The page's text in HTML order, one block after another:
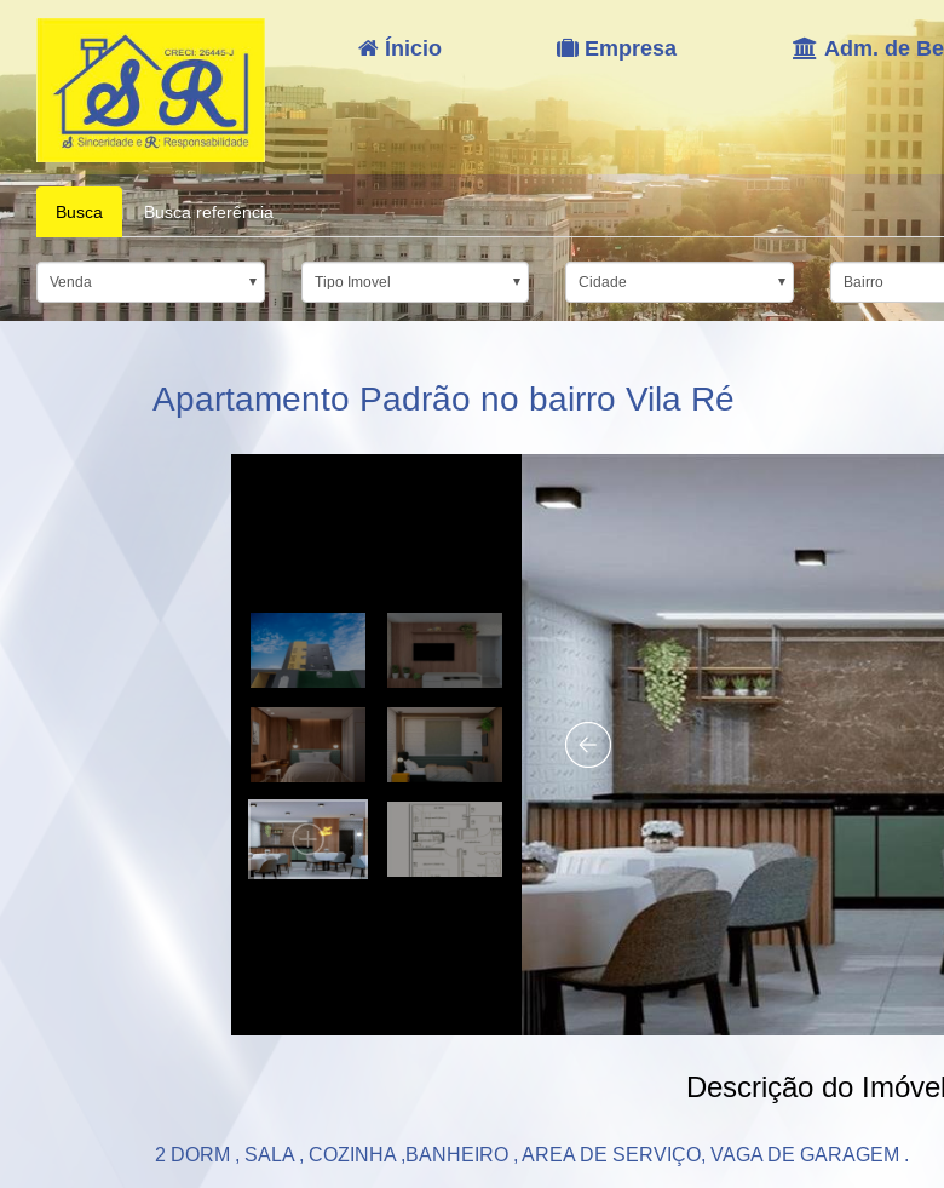
Ínicio Empresa Adm. de
Busca Busca referência
Venda Tipo Imovel Cidade Bairro
Apartamento Padrão no bairro Vila Ré
Descrição do Imóvel
2 DORM , SALA , COZINHA ,BANHEIRO , AREA DE SERVIÇO, VAGA DE GARAGEM .